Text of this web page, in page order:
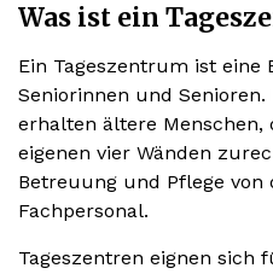
Was ist ein
Ein Tageszentrum ist
Seniorinnen und
erhalten ältere
eigenen vier Wänden
Betreuung und Pflege
Fachpersonal.
Tageszentren eignen sich